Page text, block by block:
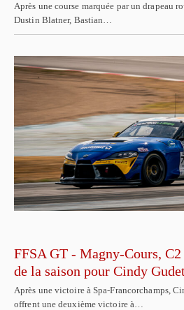
Après une course marquée par un drapeau
Dustin Blatner, Bastian…
FFSA GT - Magny-Cours,
de la saison pour Cindy
Après une victoire à Spa-Francorchamps,
offrent une deuxième victoire à…